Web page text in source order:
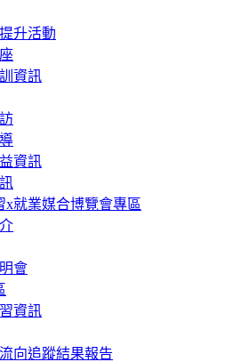
升活動
資訊
資訊
x就業媒合博覽會專區
會
資訊
向追蹤結果報告